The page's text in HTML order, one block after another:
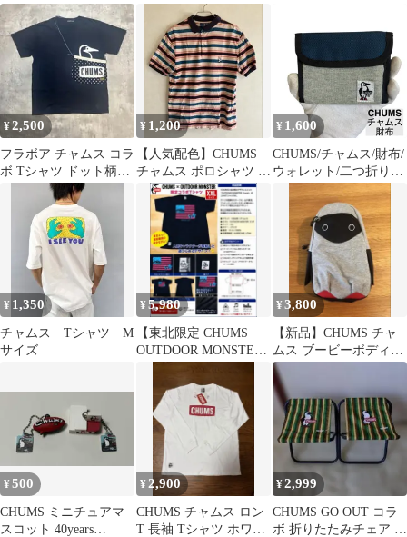
クス 54L オリーブ 大容
量
バード「F1150
¥2,500
フラボア チャムス コラ
ボ Tシャツ ドット柄ポ
ケット ブービーバード
¥ 1,200
【人気配色】CHUMS
チャムス ポロシャツ M
マルチボーダー ブービ
ーバ
¥ 1,600
CHUMS/チャムス/財布/
ウォレット/二つ折り財
ット/コンパクト財布/ミ
ニ財布/ネイビー/良好
品 【SH238】
¥ 1,350
チャムス Tシャツ M
サイズ
¥5,980
【東北限定 CHUMS
OUTDOOR MONSTER
¥3,800
【新品】CHUMS チャ
ムス ブービーボディバ
ッグ キッズ
¥500
CHUMS ミニチュアマ
スコット 40years
¥ 2,900
CHUMS チャムス ロン
T 長袖 Tシャツ ホワイ
¥2,999
CHUMS GO OUT コラ
ボ 折りたたみチェア 2